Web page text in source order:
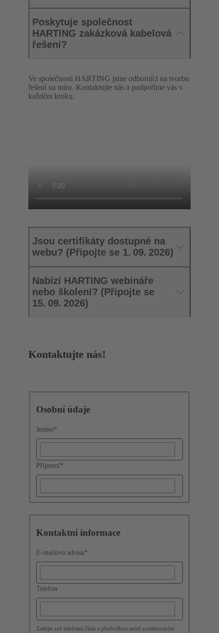
Poskytuje společnost
HARTING zakázková kabelová
řešení?
Ve společnosti HARTING jsme odborníci na tvorbu
řešení na míru. Kontaktujte nás a podpoříme vás v
každém kroku.
Jsou certifikáty dostupné na
webu? (Připojte se 1. 09. 2026)
Nabízí HARTING webináře
nebo školení? (Připojte se
15. 09. 2026)
Kontaktujte nás!
Osobní údaje
Jméno*
Příjmení*
Kontaktní informace
E-mailová adresa*
Telefon
Zadejte své telefonní číslo s předvolbou země a směrovacím